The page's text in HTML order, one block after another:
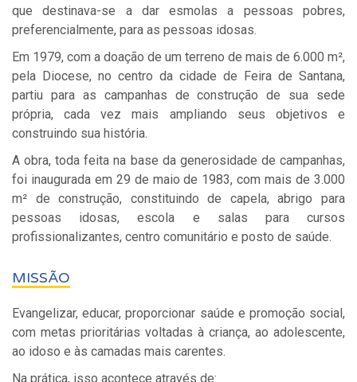
que destinava-se a dar esmolas a pessoas pobres,
preferencialmente, para as pessoas idosas.
Em 1979, com a doação de um terreno de mais de 6.000 m²,
pela Diocese, no centro da cidade de Feira de Santana,
partiu para as campanhas de construção de sua sede
própria, cada vez mais ampliando seus objetivos e
construindo sua história.
A obra, toda feita na base da generosidade de campanhas,
foi inaugurada em 29 de maio de 1983, com mais de 3.000
m² de construção, constituindo de capela, abrigo para
pessoas idosas, escola e salas para cursos
profissionalizantes, centro comunitário e posto de saúde.
MISSÃO
Evangelizar, educar, proporcionar saúde e promoção social,
com metas prioritárias voltadas à criança, ao adolescente,
ao idoso e às camadas mais carentes.
Na prática, isso acontece através de: